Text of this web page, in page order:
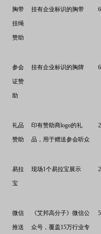
胸带
挂绳
赞助
挂有企业标识的胸带
参会
证赞
助
挂有企业标识的胸牌
礼品
赞助
印有赞助商logo的礼
品，用于赠送参会听众
易拉
宝
现场1个易拉宝展示
微信
推送
《艾邦高分子》微信公
众号，覆盖15万行业专